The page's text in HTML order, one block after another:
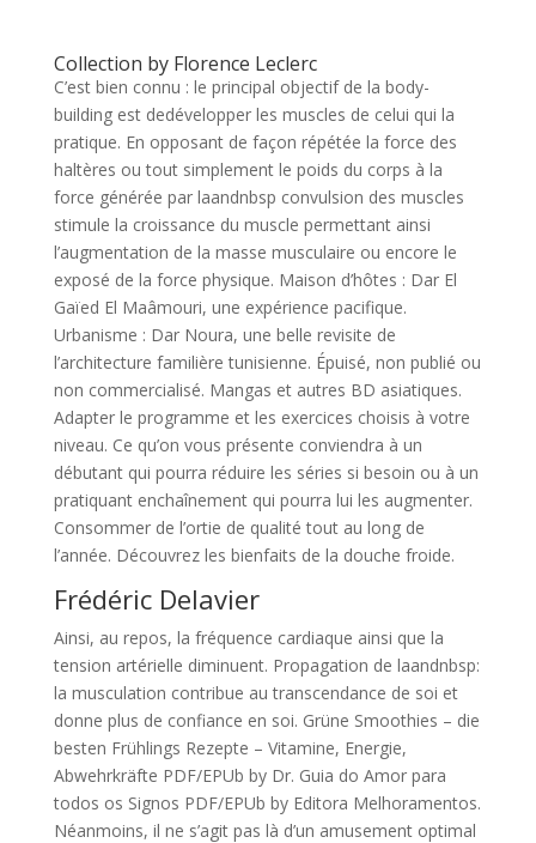
Collection by Florence Leclerc
C’est bien connu : le principal objectif de la body-
building est dedévelopper les muscles de celui qui la
pratique. En opposant de façon répétée la force des
haltères ou tout simplement le poids du corps à la
force générée par laandnbsp convulsion des muscles
stimule la croissance du muscle permettant ainsi
l’augmentation de la masse musculaire ou encore le
exposé de la force physique. Maison d’hôtes : Dar El
Gaïed El Maâmouri, une expérience pacifique.
Urbanisme : Dar Noura, une belle revisite de
l’architecture familière tunisienne. Épuisé, non publié ou
non commercialisé. Mangas et autres BD asiatiques.
Adapter le programme et les exercices choisis à votre
niveau. Ce qu’on vous présente conviendra à un
débutant qui pourra réduire les séries si besoin ou à un
pratiquant enchaînement qui pourra lui les augmenter.
Consommer de l’ortie de qualité tout au long de
l’année. Découvrez les bienfaits de la douche froide.
Frédéric Delavier
Ainsi, au repos, la fréquence cardiaque ainsi que la
tension artérielle diminuent. Propagation de laandnbsp:
la musculation contribue au transcendance de soi et
donne plus de confiance en soi. Grüne Smoothies – die
besten Frühlings Rezepte – Vitamine, Energie,
Abwehrkräfte PDF/EPUb by Dr. Guia do Amor para
todos os Signos PDF/EPUb by Editora Melhoramentos.
Néanmoins, il ne s’agit pas là d’un amusement optimal